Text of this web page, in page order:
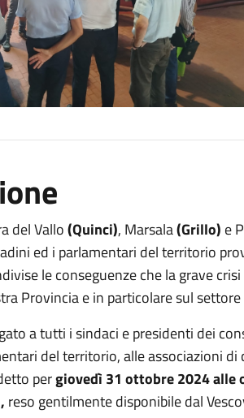
del Vallo(Quinci), Marsala(Grillo) e
ed i parlamentari del territorio
le conseguenze che la grave
Provincia e in particolare sul
a tutti i sindaci e presidenti dei
del territorio, alle associazioni
pergiovedì 31 ottobre 2024 alle
reso gentilmente disponibile dal